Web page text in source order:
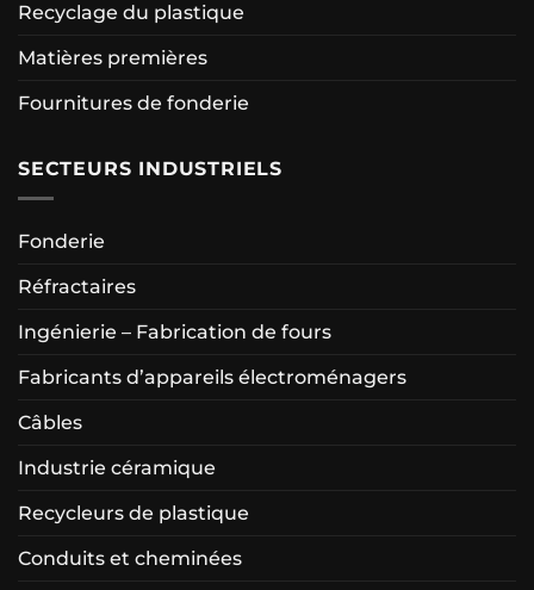
Recyclage du plastique
Matières premières
Fournitures de fonderie
SECTEURS INDUSTRIELS
Fonderie
Réfractaires
Ingénierie – Fabrication de fours
Fabricants d’appareils électroménagers
Câbles
Industrie céramique
Recycleurs de plastique
Conduits et cheminées